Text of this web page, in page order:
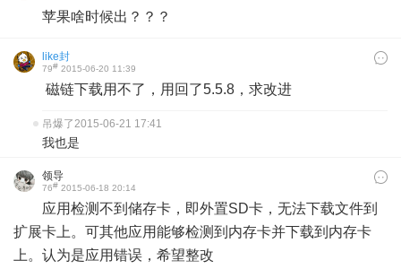
苹果啥时候出？？？
like封
79# 2015-06-20 11:39
磁链下载用不了，用回了5.5.8，求改进
吊爆了 2015-06-21 17:41
我也是
领导
76# 2015-06-18 20:14
应用检测不到储存卡，即外置SD卡，无法下载文件到
扩展卡上。可其他应用能够检测到内存卡并下载到内存卡
上。认为是应用错误，希望整改